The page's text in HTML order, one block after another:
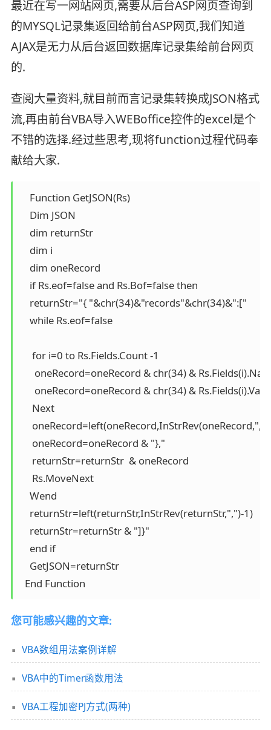
最近在写一网站网页,需要从后台ASP网页查询到
的MYSQL记录集返回给前台ASP网页,我们知道
AJAX是无力从后台返回数据库记录集给前台网页
的.
查阅大量资料,就目前而言记录集转换成JSON格式
流,再由前台VBA导入WEBoffice控件的excel是个
不错的选择.经过些思考,现将function过程代码奉
献给大家.
    Function GetJSON(Rs)
    Dim JSON
    dim returnStr
    dim i
    dim oneRecord
    if Rs.eof=false and Rs.Bof=false then
    returnStr="{ "&chr(34)&"records"&chr(34)&":["
    while Rs.eof=false
     for i=0 to Rs.Fields.Count -1
oneRecord=oneRecord & chr(34) &
oneRecord=oneRecord & chr(34) &
     Next
     oneRecord=oneRecord & "},"
     returnStr=returnStr  & oneRecord
     Rs.MoveNext
    Wend
    returnStr=left(returnStr,InStrRev(returnStr,",")-1)
    returnStr=returnStr & "]}"
    end if
    GetJSON=returnStr
您可能感兴趣的文章:
VBA数组用法案例详解
VBA中的Timer函数用法
VBA工程加密PJ方式(两种)